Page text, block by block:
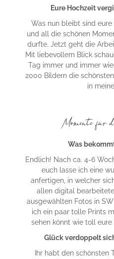
Eure Hochzeit
Was nun bleibt sind
und all die schönen
durfte. Jetzt geht die
Mit liebevollem Blick
Tag immer und immer
2000 Bildern die
in
Momente
Was
Endlich! Nach ca. 4-6
euch lasse ich eine
anfertigen, in welcher
allen digital
ausgewählten Fotos in
ich ein paar tolle Prints
sehen könnt wie toll
Glück verdoppelt
Ihr habt den schönsten